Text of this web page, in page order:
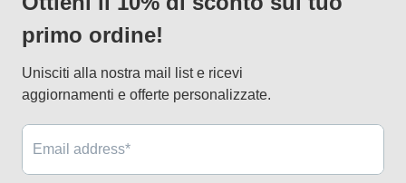
Mobile & what up 335 7746367
di